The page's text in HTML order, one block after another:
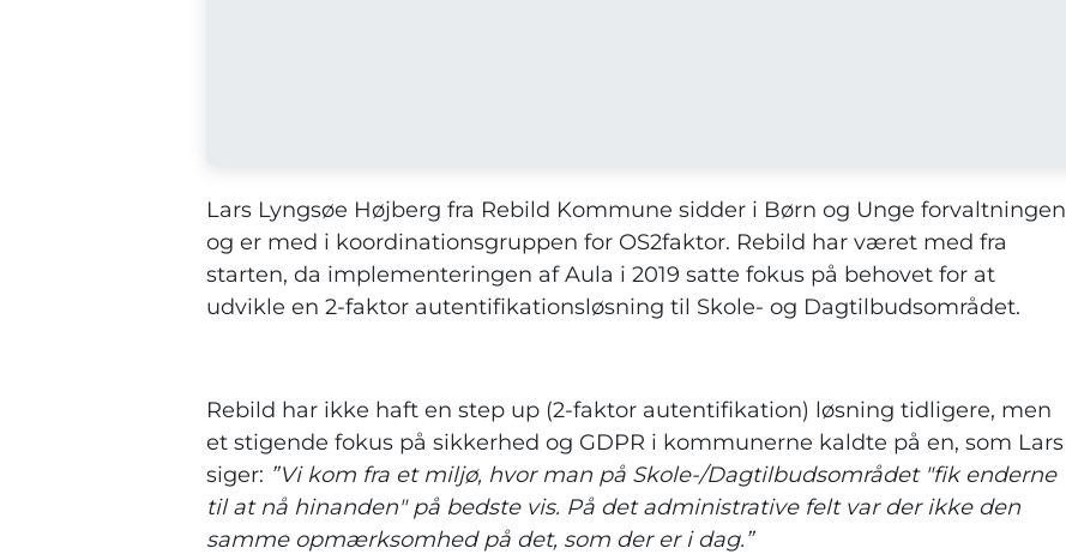
Lars Lyngsøe Højberg fra Rebild Kommune sidder i Børn og Unge forvaltningen
og er med i koordinationsgruppen for OS2faktor. Rebild har været med fra
starten, da implementeringen af Aula i 2019 satte fokus på behovet for at
udvikle en 2-faktor autentifikationsløsning til Skole- og Dagtilbudsområdet.
Rebild har ikke haft en step up (2-faktor autentifikation) løsning tidligere, men
et stigende fokus på sikkerhed og GDPR i kommunerne kaldte på en, som Lars
siger: ”Vi kom fra et miljø, hvor man på Skole-/Dagtilbudsområdet "fik enderne
til at nå hinanden" på bedste vis. På det administrative felt var der ikke den
samme opmærksomhed på det, som der er i dag.”